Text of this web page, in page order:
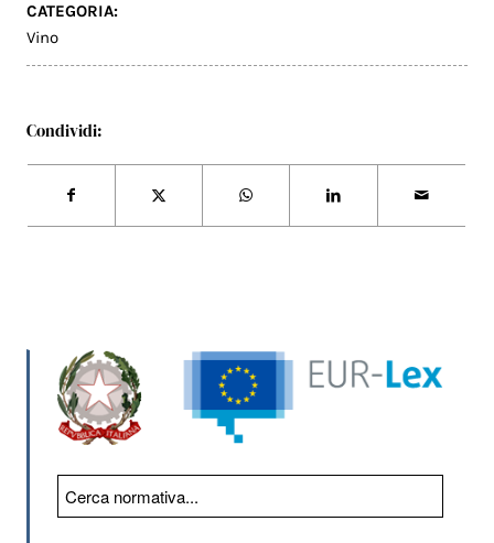
CATEGORIA:
Vino
Condividi: